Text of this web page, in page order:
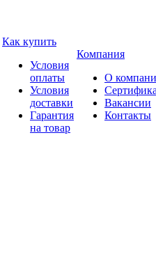
Как купить
Условия
оплаты
Условия
доставки
Гарантия
на товар
Компания
О
Вакансии
Контакты